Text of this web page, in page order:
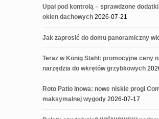
Upał pod kontrolą – sprawdzone
okien dachowych 2026-07-21
Jak zaprosić do domu panoramiczny
Teraz w König Stahl: promocyjne ceny
narzędzia do wkrętów grzybkowych
Roto Patio Inowa: nowe niskie progi
maksymalnej wygody 2026-07-17